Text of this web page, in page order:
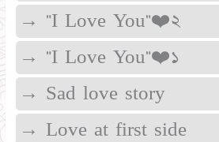
→ "I Love You"❤️২
→ "I Love You"❤️১
→ Sad love story
→ Love at first side